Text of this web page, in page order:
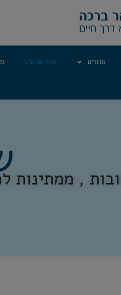
מדורים שאל את הרב
, ממתינות